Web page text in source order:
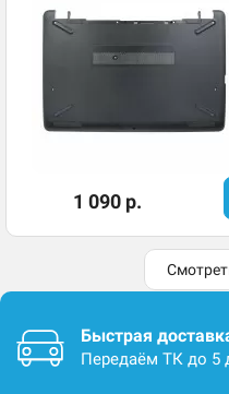
1 090 р.
Быстрая
Передаём ТК до 5